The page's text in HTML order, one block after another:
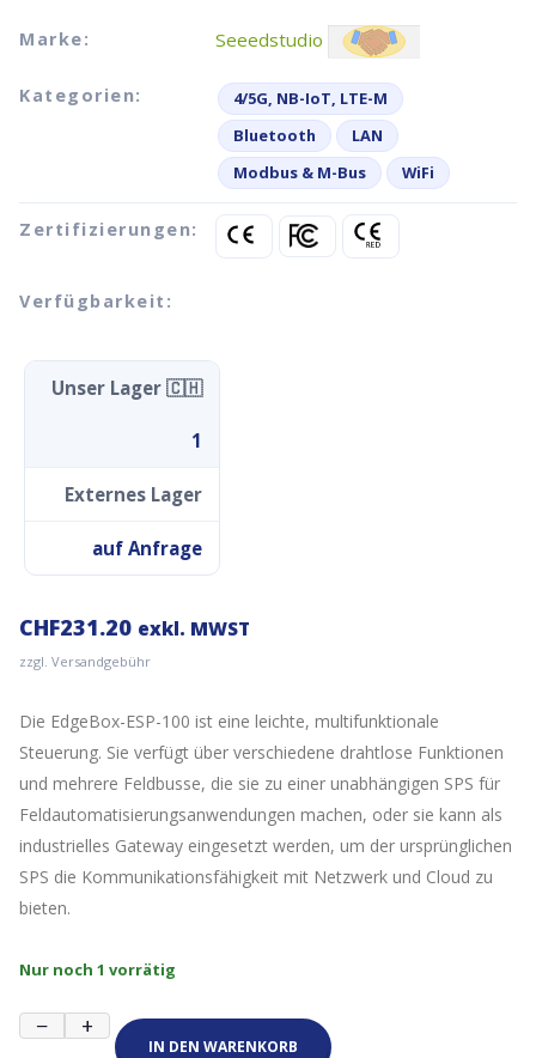
Marke: Seeedstudio
Kategorien:
4/5G, NB-IoT, LTE-M
Bluetooth
LAN
Modbus & M-Bus
WiFi
Zertifizierungen:
Verfügbarkeit:
Unser Lager 🇨🇭
1
Externes Lager
auf Anfrage
CHF231.20 exkl. MWST
zzgl. Versandgebühr
Die EdgeBox-ESP-100 ist eine leichte, multifunktionale
Steuerung. Sie verfügt über verschiedene drahtlose Funktionen
und mehrere Feldbusse, die sie zu einer unabhängigen SPS für
Feldautomatisierungsanwendungen machen, oder sie kann als
industrielles Gateway eingesetzt werden, um der ursprünglichen
SPS die Kommunikationsfähigkeit mit Netzwerk und Cloud zu
bieten.
Nur noch 1 vorrätig
−
EdgeBox-
ESP-
+
IN DEN WARENKORB